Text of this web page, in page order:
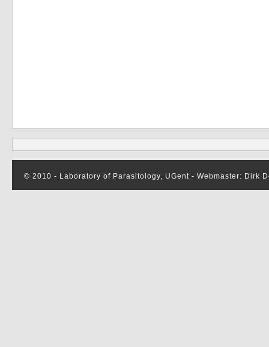
© 2010 - Laboratory of Parasitology, UGent - Webmaster: Dirk